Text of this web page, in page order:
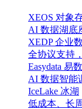
XEOS 对象
AI 数据湖底
XEDP 企业
全协议支持
Easydata 易
AI 数据智能
IceLake 冰湖
低成本、长